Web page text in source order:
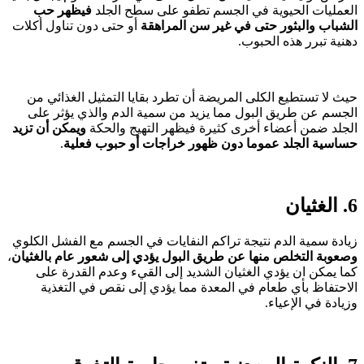
العمليات الحيوية في الجسم تطفو على سطح الجلد فيظهر حب
الشباب والبثور حتى في غير سن المراهقة أو حتى دون تناول أكلات
دهنية تبرر هذه الحبوب.
حيث لا تستطيع الكلى المريضة أن تطرد بقايا التمثيل الغذائي من
الجسم عن طريق البول مما يزيد من سمية الدم والذي يؤثر على
الجلد ضمن أعضاء أخرى كثيرة فيظهر التهيج والحكة ويمكن أن تزيد
حساسية الجلد عموما دون ظهور خراجات أو حبوب فعلية.
6. الغثيان
زيادة سمية الدم نتيجة تراكم النفايات في الجسم مع الفشل الكلوي
وصعوبة التخلص منها عن طريق البول يؤدي إلى شعور عام بالغثيان،
كما يمكن ان يؤدي الغثيان الشديد إلى القيء وعدم القدرة على
الاحتفاظ بأي طعام في المعدة مما يؤدي إلى نقص في التغذية
وزيادة في الإعياء.